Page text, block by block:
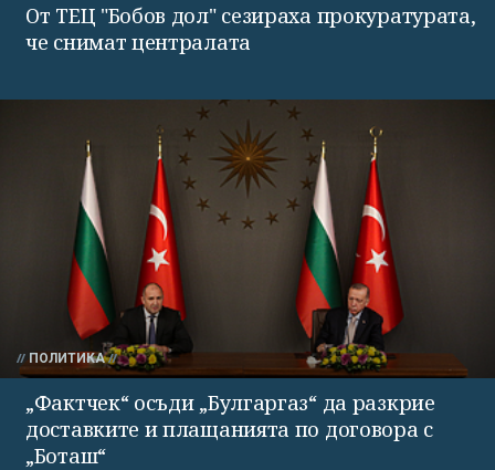
От ТЕЦ "Бобов дол" сезираха прокуратурата,
че снимат централата
ПОЛИТИКА
„Фактчек“ осъди „Булгаргаз“ да разкрие
доставките и плащанията по договора с
„Боташ“